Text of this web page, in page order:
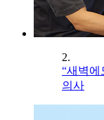
2.
“새벽에
의사